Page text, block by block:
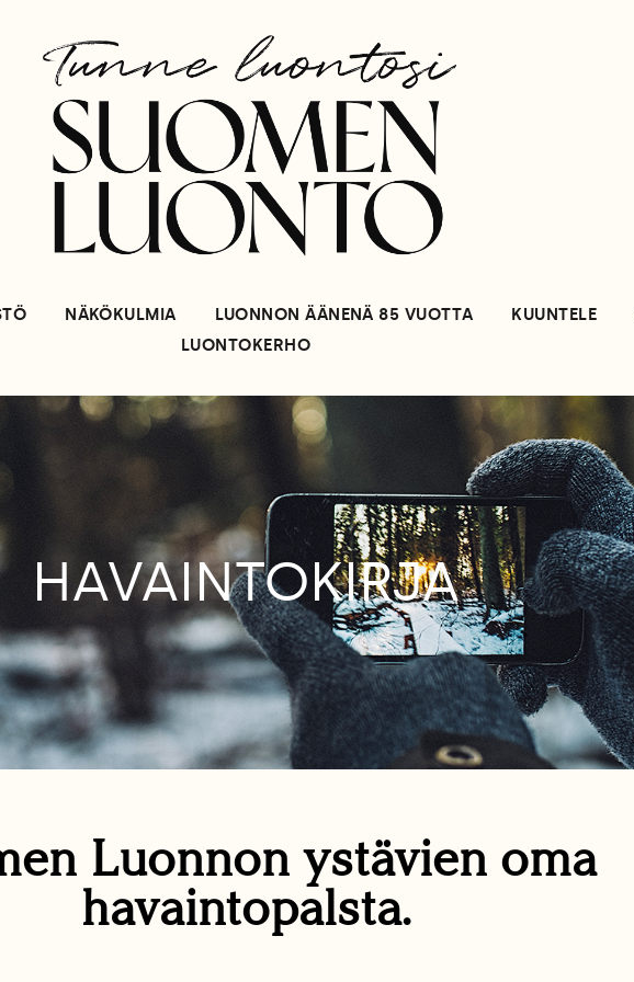
NÄKÖKULMIA LUONNON ÄÄNENÄ 85 VUOTTA KUUNTELE
LUONTOKERHO
HAVAINTOKIRJA
Luonnon ystävien oma
havaintopalsta.